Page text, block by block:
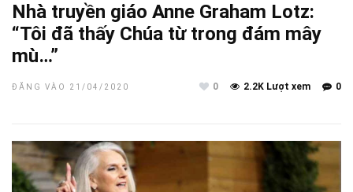
Nhà truyền giáo Anne Graham Lotz:
“Tôi đã thấy Chúa từ trong đám mây
mù…”
ĐĂNG VÀO 21/04/2020 0
2.2K Lượt xem
0